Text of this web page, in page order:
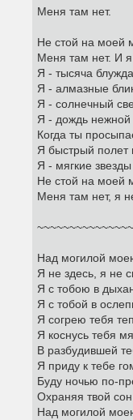
Меня там нет.
Не стой на моей
Меня там нет. И
Я - тысяча
Я - алмазные
Я - солнечный
Я - дождь нежной
Когда ты
Я быстрый полет
Я - мягкие
Не стой на моей
Меня там нет, я
Над могилой
Я не здесь, я не
Я с тобою в
Я с тобой в
Я согрею тебя
Я коснусь тебя
В разбудившей
Я приду к тебе
Буду ночью по-
Охраняя твой
Над могилой